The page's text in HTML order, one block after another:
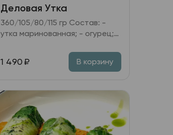
Деловая Утка
360/105/80/115 гр Состав: -
утка маринованная; - огурец;
Хойсин; - пшеничные лепёшки.
1 490 ₽ В корзину